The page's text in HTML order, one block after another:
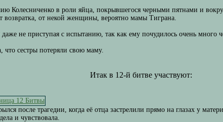
Колесниченко в роли яйца, покрывшегося черными пятнами и
возвратка, от некой женщины, вероятно мамы Тиграна.
не приступая с испытанию, так как ему почудилось очень много
что сестры потеряли свою маму.
Итак в 12-й битве участвуют:
после трагедии, когда её отца застрелили прямо на глазах у
и чувствовала.